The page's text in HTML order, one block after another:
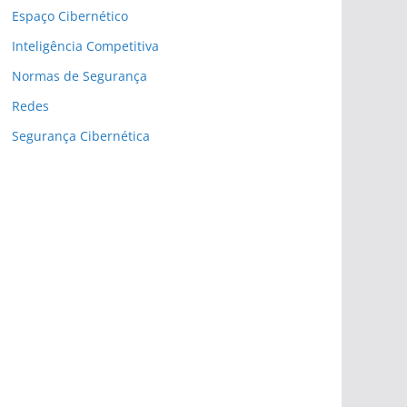
Espaço Cibernético
Inteligência Competitiva
Normas de Segurança
Redes
Segurança Cibernética